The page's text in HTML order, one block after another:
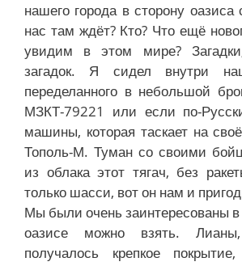
нашего города в сторону
нас там ждёт? Кто? Что ещё
увидим в этом мире?
загадок. Я сидел внутри
переделанного в небольшой
МЗКТ-79221 или если по-
машины, которая таскает на
Тополь-М. Туман со своими
из облака этот тягач, без
только шасси, вот он нам и
Мы были очень заинтересованы в
оазисе можно взять.
получалось крепкое